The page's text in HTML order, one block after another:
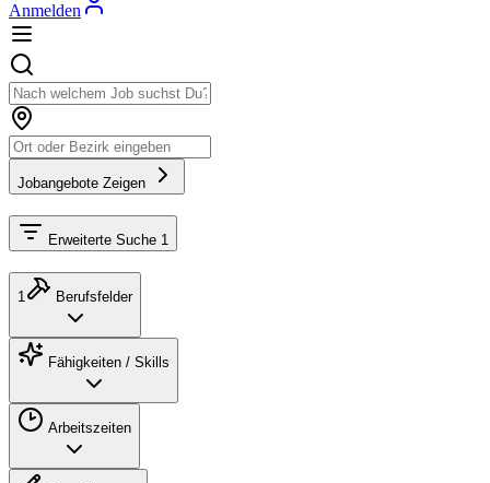
Anmelden
Jobangebote Zeigen
Erweiterte Suche 1
1 Berufsfelder
Fähigkeiten / Skills
Arbeitszeiten